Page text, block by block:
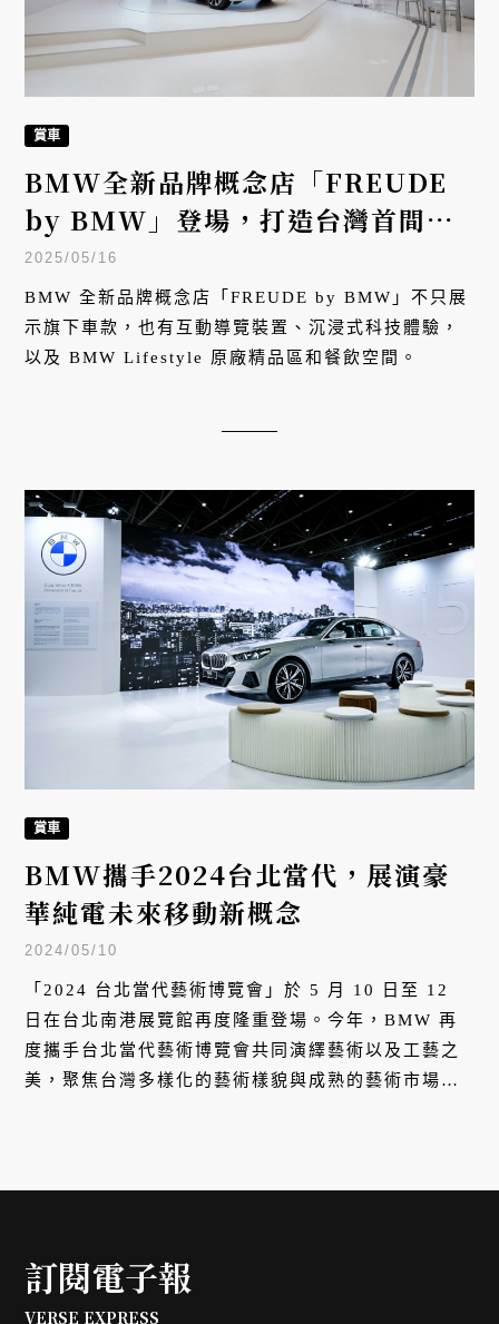
賞車
BMW全新品牌概念店「FREUDE
by BMW」登場，打造台灣首間沉
浸式體驗空間
2025/05/16
BMW 全新品牌概念店「FREUDE by BMW」不只展
示旗下車款，也有互動導覽裝置、沉浸式科技體驗，
以及 BMW Lifestyle 原廠精品區和餐飲空間。
賞車
BMW攜手2024台北當代，展演豪
華純電未來移動新概念
2024/05/10
「2024 台北當代藝術博覽會」於 5 月 10 日至 12
日在台北南港展覽館再度隆重登場。今年，BMW 再
度攜手台北當代藝術博覽會共同演繹藝術以及工藝之
美，聚焦台灣多樣化的藝術樣貌與成熟的藝術市場，
訂閱電子報
VERSE EXPRESS